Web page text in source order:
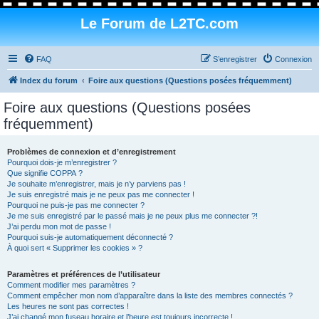
Le Forum de L2TC.com
FAQ Connexion
S’enregistrer
Index du forum Foire aux questions (Questions posées fréquemment)
Foire aux questions (Questions posées
fréquemment)
Problèmes de connexion et d’enregistrement
Pourquoi dois-je m’enregistrer ?
Que signifie COPPA ?
Je souhaite m’enregistrer, mais je n’y parviens pas !
Je suis enregistré mais je ne peux pas me connecter !
Pourquoi ne puis-je pas me connecter ?
Je me suis enregistré par le passé mais je ne peux plus me connecter ?!
J’ai perdu mon mot de passe !
Pourquoi suis-je automatiquement déconnecté ?
À quoi sert « Supprimer les cookies » ?
Paramètres et préférences de l’utilisateur
Comment modifier mes paramètres ?
Comment empêcher mon nom d’apparaître dans la liste des membres connectés ?
Les heures ne sont pas correctes !
J’ai changé mon fuseau horaire et l’heure est toujours incorrecte !